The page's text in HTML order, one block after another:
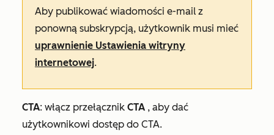
Aby publikować wiadomości e-mail z
ponowną subskrypcją, użytkownik musi mieć
uprawnienie Ustawienia witryny
internetowej.
CTA: włącz przełącznik CTA , aby dać
użytkownikowi dostęp do CTA.